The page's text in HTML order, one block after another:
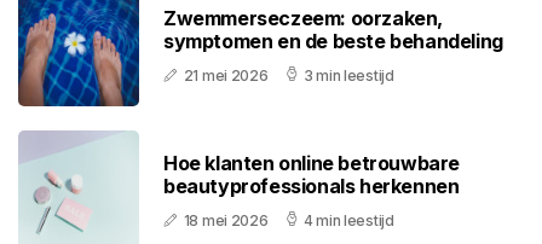
Zwemmerseczeem: oorzaken,
symptomen en de beste behandeling
21 mei 2026 3 min leestijd
Hoe klanten online betrouwbare
beautyprofessionals herkennen
18 mei 2026 4 min leestijd